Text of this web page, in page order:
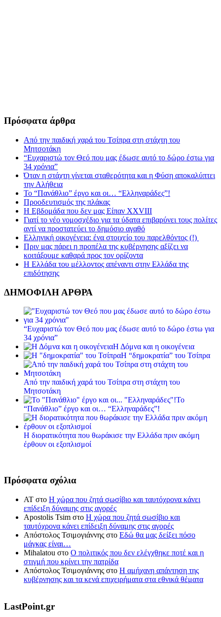
Πρόσφατα άρθρα
Από την παιδική χαρά του Τσίπρα στη στάχτη του
Μητσοτάκη
“Ευχαριστώ τον Θεό που μας έδωσε αυτό το δώρο έστω για
34 χρόνια”
Όταν η στάχτη γίνεται σταθερότητα και η Φύση αποκαλύπτει
την Αλήθεια
Το “Πανάθλιο” έργο και οι… “Ελληναράδες”!
Προοδευτισμός της πλάκας
Η Εβδομάδα που δεν μας Είπαν XXVIII
Γιατί το νέο νομοσχέδιο για τα ύδατα επιβαρύνει τους πολίτες
αντί να προστατεύει το δημόσιο αγαθό
Ελληνική οικογένεια: ένα στοιχείο του παρελθόντος (!)
Πριν μας πάρει η προπέλα της κυβέρνησης αξίζει να
κοιτάξουμε καθαρά προς τον ορίζοντα
Η Ελλάδα του μέλλοντος απέναντι στην Ελλάδα της
επιδότησης
ΔΗΜΟΦΙΛΗ ΑΡΘΡΑ
“Ευχαριστώ τον Θεό που μας έδωσε αυτό το δώρο έστω για
34 χρόνια”
Η Δόμνα και η οικογένεια
Η “δημοκρατία” του Τσίπρα
Από την παιδική χαρά του Τσίπρα στη στάχτη του
Μητσοτάκη
Το
“Πανάθλιο” έργο και οι… “Ελληναράδες”!
Η διορατικότητα που θωράκισε την Ελλάδα πριν ακόμη
έρθουν οι εξοπλισμοί
Πρόσφατα σχόλια
ΑΤ στο Η χώρα που ζητά σωσίβιο και ταυτόχρονα κάνει
επίδειξη δύναμης στις αγορές
Apostolis Tsim στο Η χώρα που ζητά σωσίβιο και
ταυτόχρονα κάνει επίδειξη δύναμης στις αγορές
Απόστολος Τσιμογιάννης στο Εδώ θα μας δείξει πόσο
μάγκας είναι…
Mihalatou στο Ο πολιτικός που δεν ελέγχθηκε ποτέ και η
στιγμή που κρίνει την πατρίδα
Απόστολος Τσιμογιάννης στο Η αμήχανη απάντηση της
κυβέρνησης και τα κενά επιχειρήματα στα εθνικά θέματα
LastPoint.gr